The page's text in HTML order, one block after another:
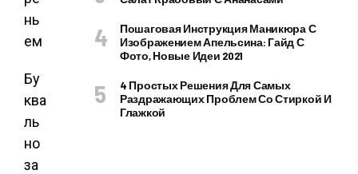
Бу
ква
ль
но
за
Пошаговая Инструкция Маникюра С
Изображением Апельсина: Гайд С
Фото, Новые Идеи 2021
4 Простых Решения Для Самых
Раздражающих Проблем Со Стиркой И
Глажкой